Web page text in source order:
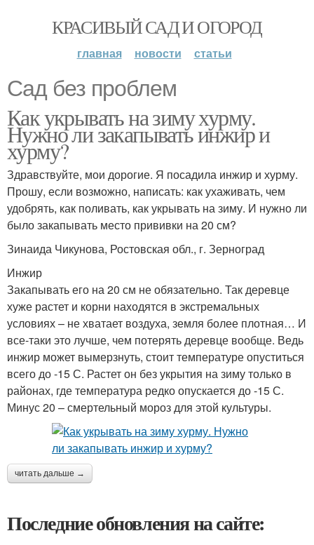
КРАСИВЫЙ САД И ОГОРОД
главная новости статьи
Сад без проблем
Как укрывать на зиму хурму.
Нужно ли закапывать инжир и
хурму?
Здравствуйте, мои дорогие. Я посадила инжир и хурму.
Прошу, если возможно, написать: как ухаживать, чем
удобрять, как поливать, как укрывать на зиму. И нужно ли
было закапывать место прививки на 20 см?
Зинаида Чикунова, Ростовская обл., г. Зерноград
Инжир
Закапывать его на 20 см не обязательно. Так деревце
хуже растет и корни находятся в экстремальных
условиях – не хватает воздуха, земля более плотная… И
все-таки это лучше, чем потерять деревце вообще. Ведь
инжир может вымерзнуть, стоит температуре опуститься
всего до -15 С. Растет он без укрытия на зиму только в
районах, где температура редко опускается до -15 С.
Минус 20 – смертельный мороз для этой культуры.
читать дальше →
Последние обновления на сайте: